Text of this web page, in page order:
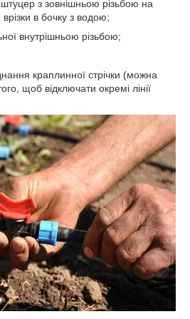
з зовнішньою різьбою на
в бочку з водою;
внутрішньою різьбою;
краплинної стрічки (можна
щоб відключати окремі лінії